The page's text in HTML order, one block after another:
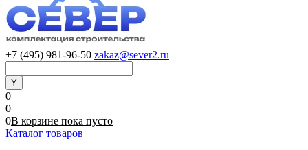
+7 (495) 981-96-50 zakaz@sever2.ru
0
0
0В корзине пока пусто
Каталог товаров